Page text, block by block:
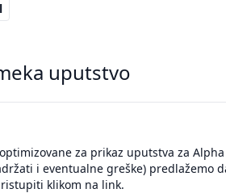
uputstvo
za prikaz uputstva za
i eventualne greške) predlažemo
klikom na link.